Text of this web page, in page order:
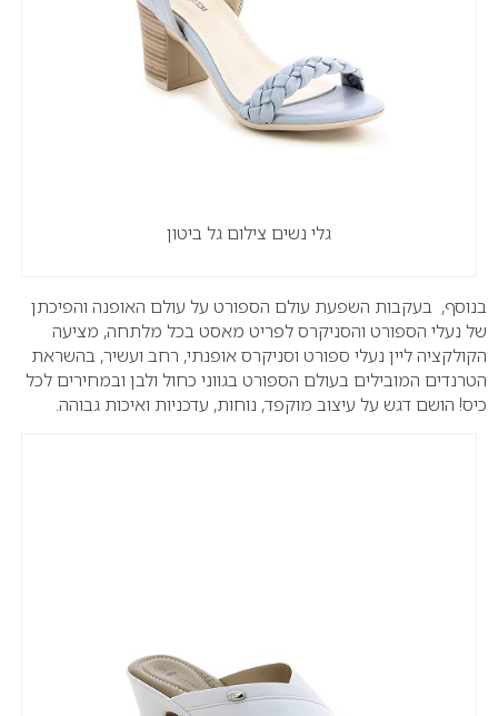
גלי נשים צילום גל ביטון
בנוסף, בעקבות השפעת עולם הספורט על עולם האופנה והפיכתן
של נעלי הספורט והסניקרס לפריט מאסט בכל מלתחה, מציעה
הקולקציה ליין נעלי ספורט וסניקרס אופנתי, רחב ועשיר, בהשראת
הטרנדים המובילים בעולם הספורט בגווני כחול ולבן ובמחירים לכל
כיס! הושם דגש על עיצוב מוקפד, נוחות, עדכניות ואיכות גבוהה.